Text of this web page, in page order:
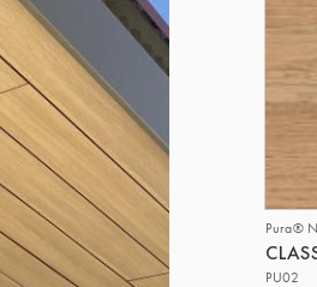
Pura®
PU02